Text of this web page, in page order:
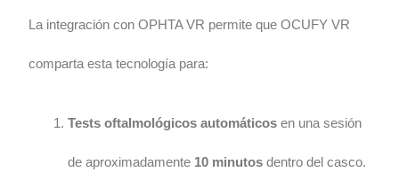
La integración con OPHTA VR permite que OCUFY VR
comparta esta tecnología para:
Tests oftalmológicos automáticos en una sesión
de aproximadamente 10 minutos dentro del casco.